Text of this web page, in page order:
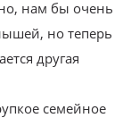
нам бы очень
но теперь
другая
семейное